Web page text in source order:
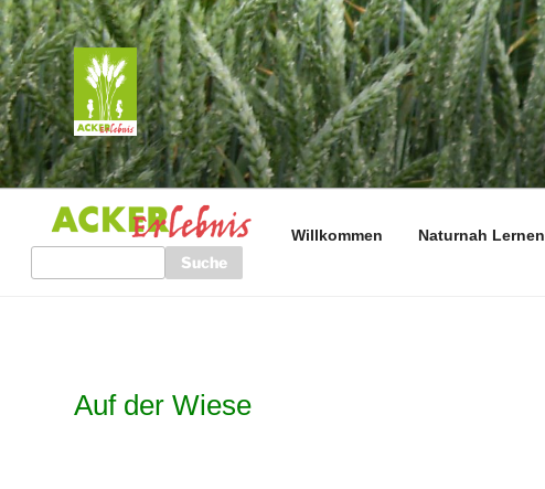
Zum
Inhalt
springen
ACKERERLEBNIS
Pflanzenwissen: lebendig • kreativ • entspannend
Willkommen Naturnah Lernen
Auf der Wiese